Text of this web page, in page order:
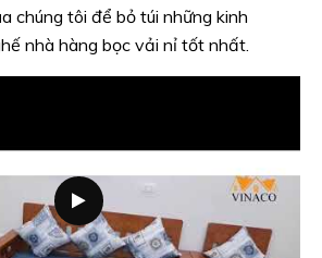
chúng tôi để bỏ túi những kinh
nhà hàng bọc vải nỉ tốt nhất.